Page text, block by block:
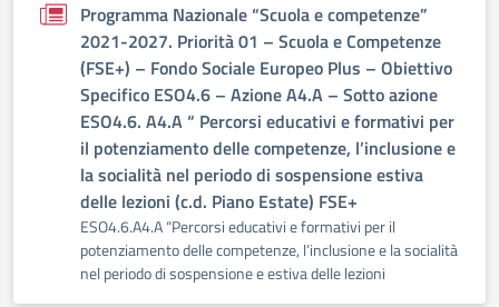
Programma Nazionale “Scuola e competenze”
2021-2027. Priorità 01 – Scuola e Competenze
(FSE+) – Fondo Sociale Europeo Plus – Obiettivo
Specifico ESO4.6 – Azione A4.A – Sotto azione
ESO4.6. A4.A “ Percorsi educativi e formativi per
il potenziamento delle competenze, l’inclusione e
la socialità nel periodo di sospensione estiva
delle lezioni (c.d. Piano Estate) FSE+
ESO4.6.A4.A “Percorsi educativi e formativi per il
potenziamento delle competenze, l’inclusione e la socialità
nel periodo di sospensione e estiva delle lezioni